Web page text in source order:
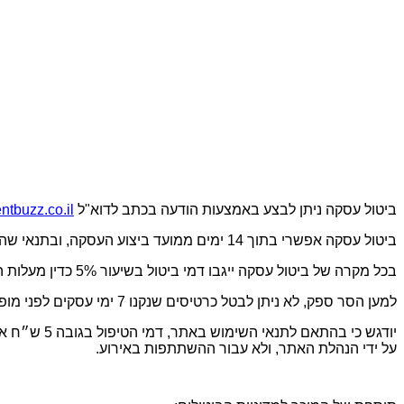
ביטול עסקה ניתן לבצע באמצעות הודעה בכתב לדוא"ל
ביטול עסקה אפשרי בתוך 14 ימים ממועד ביצוע העסקה, ובתנאי שהביטול ייעשה עד לא יאוחר מ – 7 ימים, שאינם ימי מנוחה, לפני מועד האירוע, שבגינו התבצעה ההזמנה.
בכל מקרה של ביטול עסקה ייגבו דמי ביטול בשיעור 5% כדין מעלות הכרטיסים שנרכשו.
למען הסר ספק, לא ניתן לבטל כרטיסים שנקנו 7 ימי עסקים לפני מופע ולא ניתן לקבל בגינם החזר כספי.
יודגש
על ידי הנהלת האתר, ולא עבור ההשתתפות באירוע.